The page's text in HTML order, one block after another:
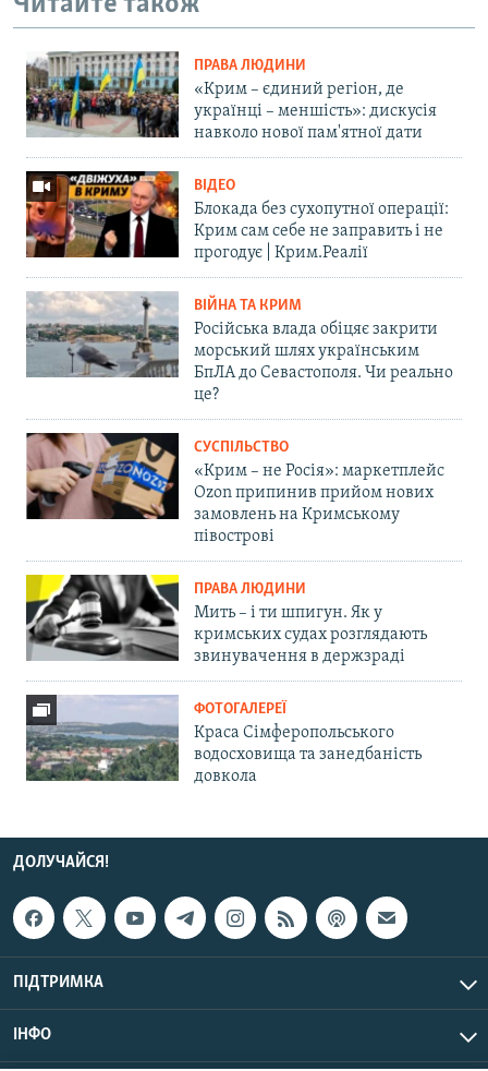
ПРАВА ЛЮДИНИ
«Крим – єдиний регіон, де
українці – меншість»: дискусія
навколо нової пам'ятної дати
ВІДЕО
Блокада без сухопутної операції:
Крим сам себе не заправить і не
прогодує | Крим.Реалії
ВІЙНА ТА КРИМ
Російська влада обіцяє закрити
морський шлях українським
БпЛА до Севастополя. Чи реально
це?
СУСПІЛЬСТВО
«Крим – не Росія»: маркетплейс
Ozon припинив прийом нових
замовлень на Кримському
півострові
ПРАВА ЛЮДИНИ
Мить – і ти шпигун. Як у
кримських судах розглядають
звинувачення в держзраді
ФОТОГАЛЕРЕЇ
Краса Сімферопольського
водосховища та занедбаність
довкола
ДОЛУЧАЙСЯ!
ПІДТРИМКА
ІНФО